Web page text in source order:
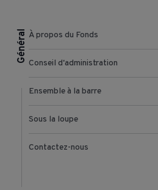
Général À propos du Fonds
Conseil d'administration
Ensemble à la barre
Sous la loupe
Contactez-nous